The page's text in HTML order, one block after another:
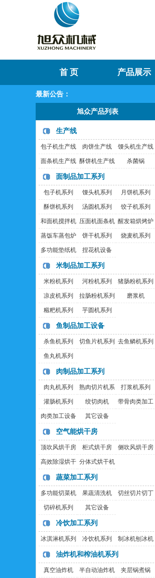
首 页 产品展示
最新公告：
旭众产品列表
生产线
包子机生产线 肉饼生产线 馒头机生产线
面条机生产线 酥饼机生产线 杀菌锅
面制品加工系列
包子机系列 馒头机系列 月饼机系列
酥饼机系列 汤圆机系列 饺子机系列
和面机搅拌机 压面机面条机 醒发箱烘烤炉
蒸饭车蒸包炉 饼干机系列 烧麦机系列
多功能垫纸机 捏花机设备
米制品加工系列
米粉机系列 河粉机系列 猪肠粉机系列
凉皮机系列 拉肠粉机系列 磨浆机
糍粑机系列 芋圆机系列
鱼制品加工设备
杀鱼机系列 切鱼片机系列 去鱼鳞机系列
鱼丸机系列
肉制品加工系列
肉丸机系列
熟肉切片机系
列
打浆机系列
灌肠机系列 绞切肉机
带骨肉类加工
肉类加工设备 其它设备
空气能烘干房
顶吹风烘干房 柜式烘干房 侧吹风烘干房
高效除湿烘干
房
分体式烘干机
蔬菜加工系列
多功能切菜机 果蔬清洗机
切丝切片切丁
切碎机系列 其它设备
冷饮加工系列
冰淇淋机系列 冷饮机系列 制冰机刨冰机
油炸机和榨油机系列
真空油炸机 半自动油炸机 夹层锅煮锅